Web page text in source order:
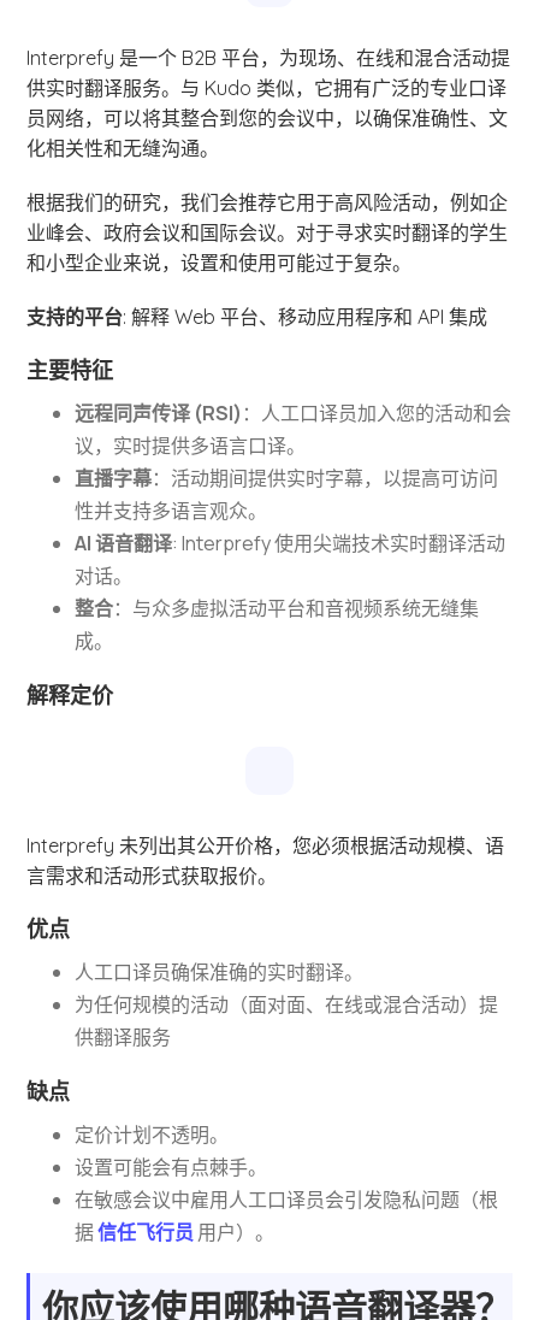
Interprefy 是一个 B2B 平台，为现场、在线和混合活动提
供实时翻译服务。与 Kudo 类似，它拥有广泛的专业口译
员网络，可以将其整合到您的会议中，以确保准确性、文
化相关性和无缝沟通。
根据我们的研究，我们会推荐它用于高风险活动，例如企
业峰会、政府会议和国际会议。对于寻求实时翻译的学生
和小型企业来说，设置和使用可能过于复杂。
支持的平台: 解释 Web 平台、移动应用程序和 API 集成
主要特征
远程同声传译 (RSI) ：人工口译员加入您的活动和会
议，实时提供多语言口译。
直播字幕：活动期间提供实时字幕，以提高可访问
性并支持多语言观众。
AI 语音翻译: Interprefy 使用尖端技术实时翻译活动
对话。
整合：与众多虚拟活动平台和音视频系统无缝集
成。
解释定价
Interprefy 未列出其公开价格，您必须根据活动规模、语
言需求和活动形式获取报价。
优点
人工口译员确保准确的实时翻译。
为任何规模的活动（面对面、在线或混合活动）提
供翻译服务
缺点
定价计划不透明。
设置可能会有点棘手。
在敏感会议中雇用人工口译员会引发隐私问题（根
据信任飞行员用户）。
你应该使用哪种语音翻译器？